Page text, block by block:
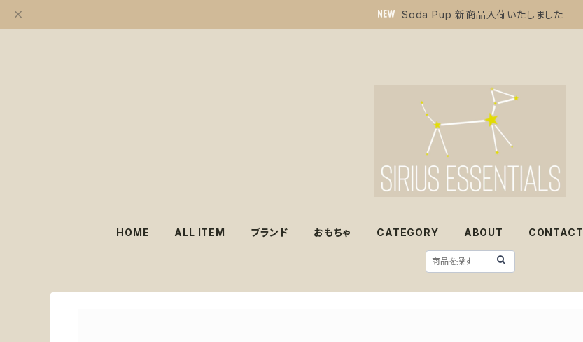
Soda Pup 新商品入荷いたしました
HOME ALL ITEM ブランド おもちゃ CATEGORY ABOUT CONTACT